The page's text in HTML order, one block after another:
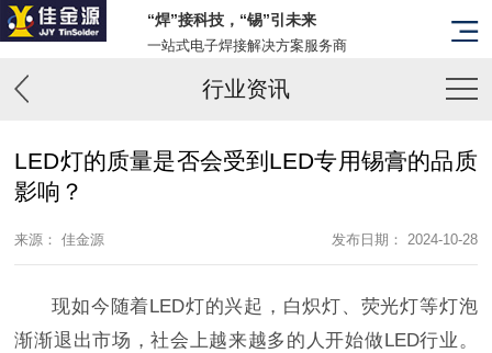
“焊”接科技，“锡”引未来
一站式电子焊接解决方案服务商
行业资讯
LED灯的质量是否会受到LED专用锡膏的品质
影响？
来源： 佳金源 发布日期： 2024-10-28
现如今随着LED灯的兴起，白炽灯、荧光灯等灯泡
渐渐退出市场，社会上越来越多的人开始做LED行业。